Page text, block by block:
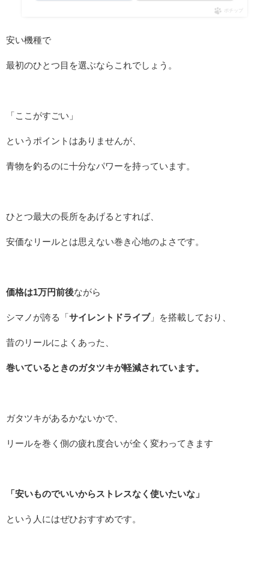
ポチップ
安い機種で
最初のひとつ目を選ぶならこれでしょう。
「ここがすごい」
というポイントはありませんが、
青物を釣るのに十分なパワーを持っています。
ひとつ最大の長所をあげるとすれば、
安価なリールとは思えない巻き心地のよさです。
価格は1万円前後ながら
シマノが誇る「サイレントドライブ」を搭載しており、
昔のリールによくあった、
巻いているときのガタツキが軽減されています。
ガタツキがあるかないかで、
リールを巻く側の疲れ度合いが全く変わってきます
「安いものでいいからストレスなく使いたいな」
という人にはぜひおすすめです。